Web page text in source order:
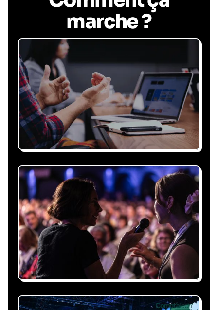
marche ?
Recevez une proposition
sous 24h
Expliquez-nous vos besoins, on vous répond
sous 24h avec une proposition
personnalisée, claire et adaptée à votre
événement et à vos contraintes.
Nous nous occupons de